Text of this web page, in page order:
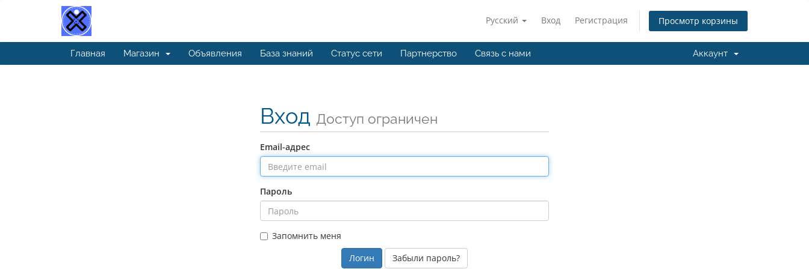
Русский Вход Регистрация Просмотр корзины
Главная Магазин Объявления База знаний Статус сети Партнерство Связь с нами Аккаунт
Вход Доступ ограничен
Email-адрес
Пароль
Запомнить меня
Забыли пароль?